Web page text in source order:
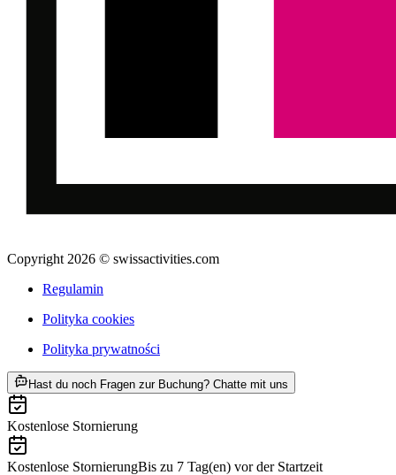
Copyright 2026 © swissactivities.com
Regulamin
Polityka cookies
Polityka prywatności
Hast du noch Fragen zur Buchung? Chatte mit uns
Kostenlose Stornierung
Kostenlose StornierungBis zu 7 Tag(en) vor der Startzeit